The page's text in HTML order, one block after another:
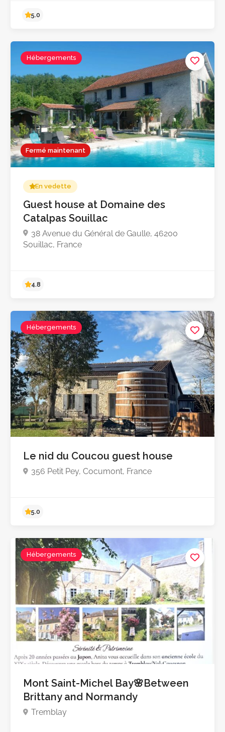
Fermé maintenant
Hébergements
En vedette
Guest house at Domaine des
Catalpas Souillac
38 Avenue du Général de Gaulle, 46200
Souillac, France
4.8
Hébergements
Le nid du Coucou guest house
356 Petit Pey, Cocumont, France
Hébergements
Mont Saint-Michel Bay🌸Between
Brittany and Normandy
Tremblay